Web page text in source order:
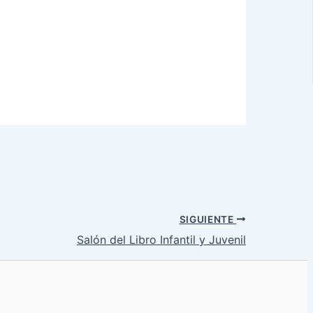
SIGUIENTE
Salón del Libro Infantil y Juvenil